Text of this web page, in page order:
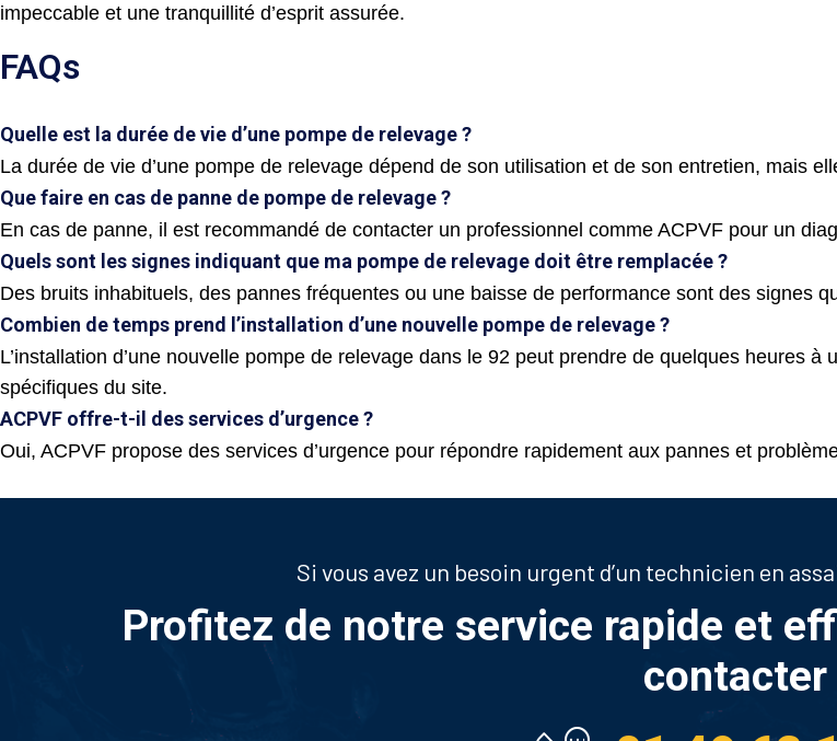
impeccable et une tranquillité d’esprit assurée.
FAQs
Quelle est la durée de vie d’une pompe de relevage ?
La durée de vie d’une pompe de relevage dépend de son utilisation et de son entretien, mais
Que faire en cas de panne de pompe de relevage ?
En cas de panne, il est recommandé de contacter un professionnel comme ACPVF pour un
Quels sont les signes indiquant que ma pompe de relevage doit être remplacée ?
Des bruits inhabituels, des pannes fréquentes ou une baisse de performance sont des signes
Combien de temps prend l’installation d’une nouvelle pompe de relevage ?
L’installation d’une nouvelle pompe de relevage dans le 92 peut prendre de quelques heures
spécifiques du site.
ACPVF offre-t-il des services d’urgence ?
Oui, ACPVF propose des services d’urgence pour répondre rapidement aux pannes et
Si vous avez un besoin urgent d’un technicien en
Profitez de notre service rapide et
contacter